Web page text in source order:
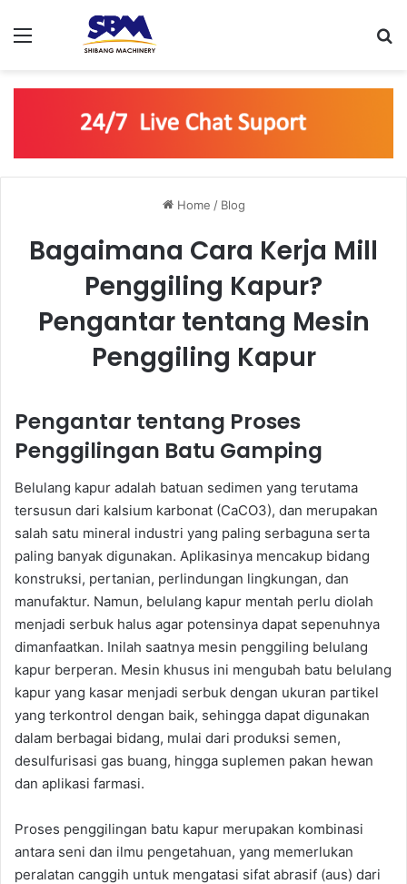
Home / Blog
Bagaimana Cara Kerja Mill
Penggiling Kapur?
Pengantar tentang Mesin
Penggiling Kapur
Pengantar tentang Proses
Penggilingan Batu Gamping
Belulang kapur adalah batuan sedimen yang terutama
tersusun dari kalsium karbonat (CaCO3), dan merupakan
salah satu mineral industri yang paling serbaguna serta
paling banyak digunakan. Aplikasinya mencakup bidang
konstruksi, pertanian, perlindungan lingkungan, dan
manufaktur. Namun, belulang kapur mentah perlu diolah
menjadi serbuk halus agar potensinya dapat sepenuhnya
dimanfaatkan. Inilah saatnya mesin penggiling belulang
kapur berperan. Mesin khusus ini mengubah batu belulang
kapur yang kasar menjadi serbuk dengan ukuran partikel
yang terkontrol dengan baik, sehingga dapat digunakan
dalam berbagai bidang, mulai dari produksi semen,
desulfurisasi gas buang, hingga suplemen pakan hewan
dan aplikasi farmasi.
Proses penggilingan batu kapur merupakan kombinasi
antara seni dan ilmu pengetahuan, yang memerlukan
peralatan canggih untuk mengatasi sifat abrasif (aus) dari